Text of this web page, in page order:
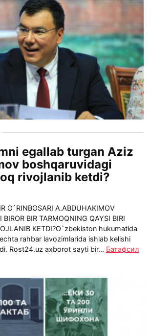
egallab turgan Aziz
boshqaruvidagi
rivojlanib ketdi?
O`RINBOSARI A.ABDUHAKIMOV
BIROR BIR TARMOQNING QAYSI BIRI
KETDI?O`zbekiston hukumatida
rahbar lavozimlarida ishlab kelishi
Rost24.uz axborot sayti bir... Батафсил